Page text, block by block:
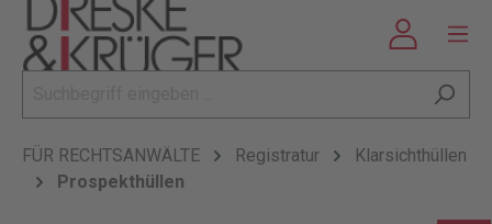
FÜR RECHTSANWÄLTE Registratur
Klarsichthüllen
Prospekthüllen